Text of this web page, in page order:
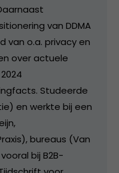
van DDMA
van o.a. privacy en
over actuele
Studeerde
en werkte bij een
bureaus (Van
bij B2B-